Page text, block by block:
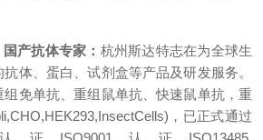
产抗体专家： 杭州斯达特志在为全球生
体、蛋白、试剂盒等产品及研发服务。
免单抗、重组鼠单抗、快速鼠单抗，重
，已正式通过